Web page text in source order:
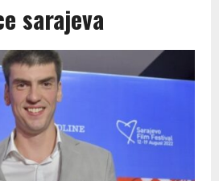
sarajeva